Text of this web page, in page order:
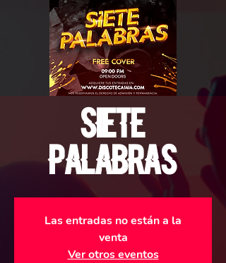
Siete
Palabras
Las entradas no están a la
venta
Ver otros eventos